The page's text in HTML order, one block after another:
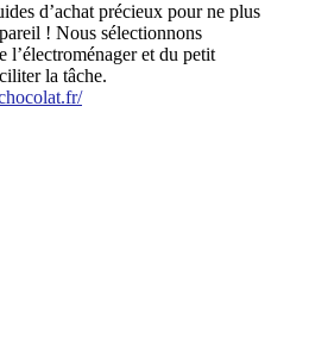
d’achat précieux pour ne plus
! Nous sélectionnons
l’électroménager et du petit
la tâche.